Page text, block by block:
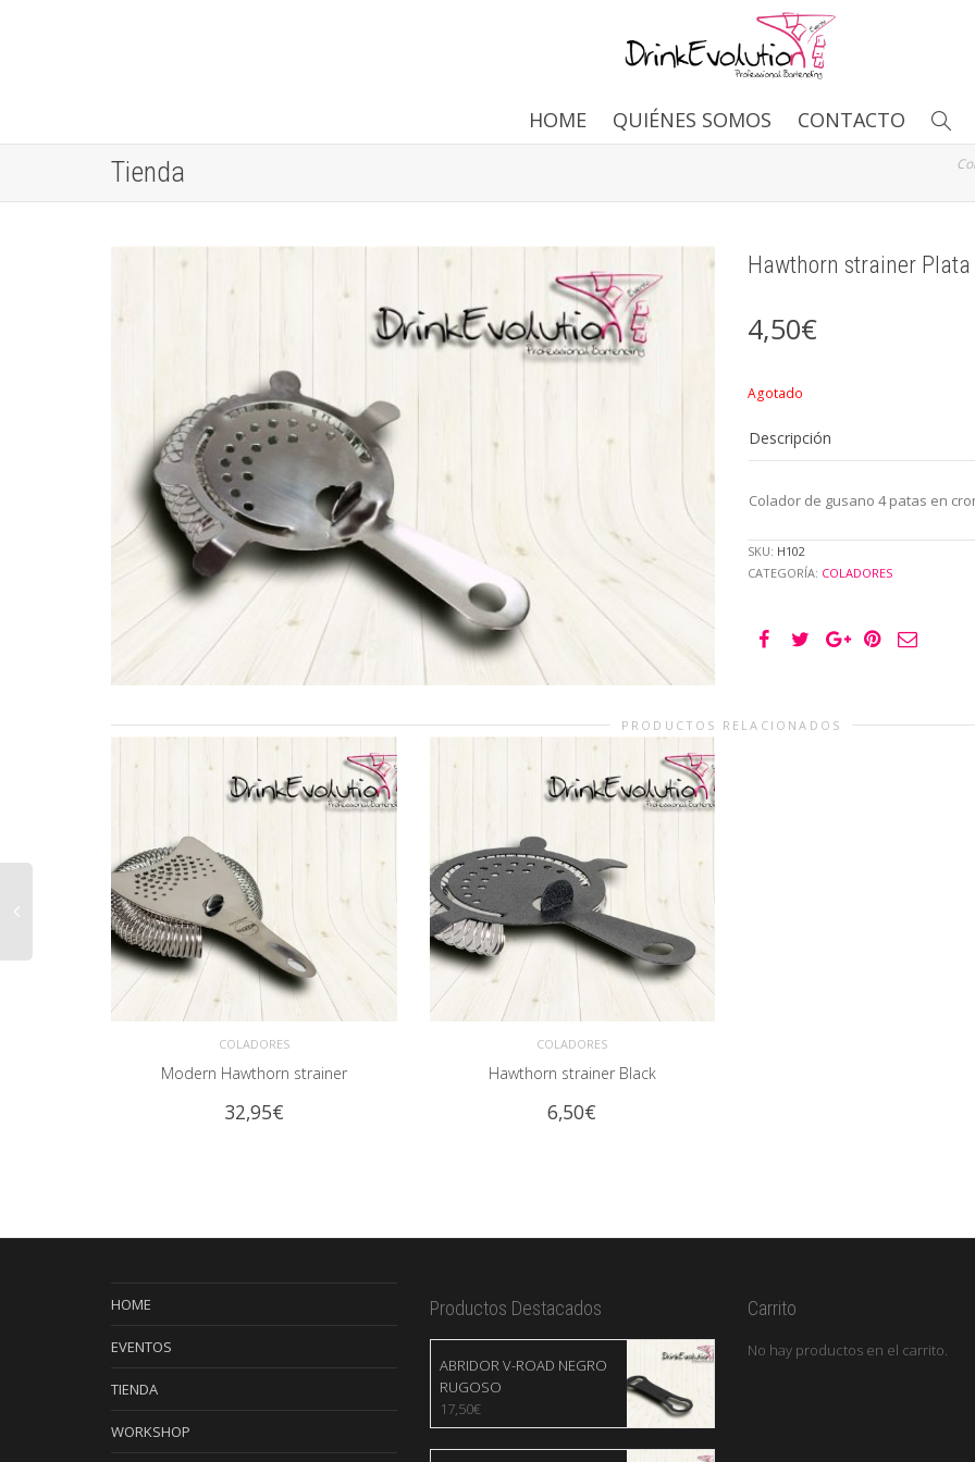
HOME QUIÉNES SOMOS CONTACTO
Tienda
Hawthorn strainer
4,50€
Agotado
Descripción
Colador de gusano 4 patas en
SKU: H102
CATEGORÍA: COLADORES
PRODUCTOS RELACIONADOS
AÑADIR AL CARRITO
COLADORES
Modern Hawthorn strainer
32,95€
AÑADIR AL CARRITO
COLADORES
Hawthorn strainer Black
6,50€
HOME
EVENTOS
TIENDA
WORKSHOP
Productos Destacados
ABRIDOR V-ROAD NEGRO
RUGOSO
17,50€
Carrito
No hay productos en el carrito.